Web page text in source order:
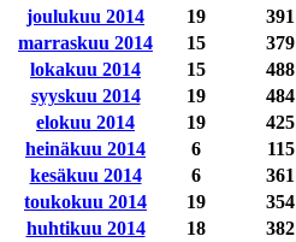
joulukuu 2014
19 391
marraskuu 2014
15 379
lokakuu 2014
15 488
syyskuu 2014
19 484
elokuu 2014
19 425
heinäkuu 2014
6 115
kesäkuu 2014
6 361
toukokuu 2014
19 354
huhtikuu 2014
18 382